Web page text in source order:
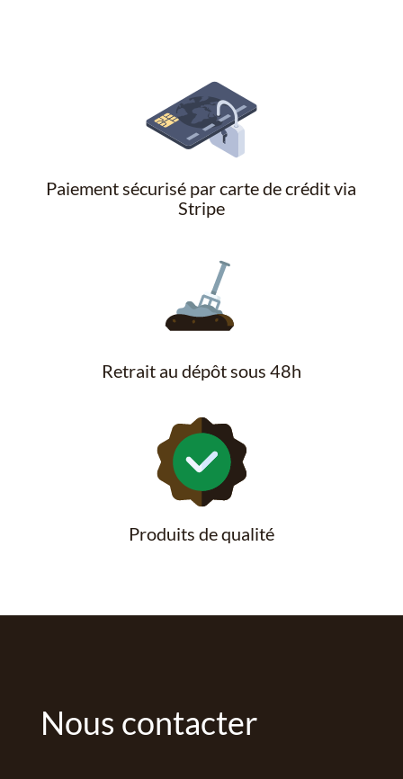
Paiement sécurisé par carte de crédit via
Stripe
Retrait au dépôt sous 48h
Produits de qualité
Nous contacter